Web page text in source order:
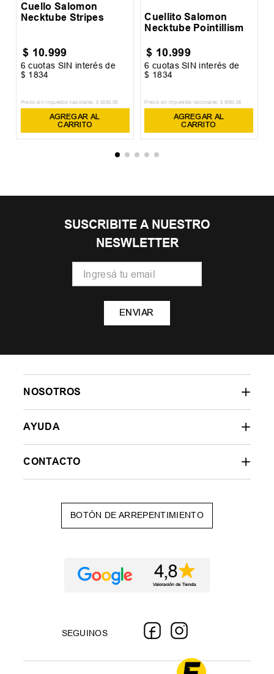
Cuello Salomon
Necktube Stripes
$ 10.999
6 cuotas SIN interés de
$ 1834
Precio sin impuestos nacionales: $ 9090,08
AGREGAR AL
CARRITO
Cuellito Salomon
Necktube Pointillism
$ 10.999
6 cuotas SIN interés de
$ 1834
Precio sin impuestos nacionales: $ 9090 ,08
AGREGAR AL
CARRITO
SUSCRIBITE A NUESTRO
NESWLETTER
ENVIAR
NOSOTROS
AYUDA
CONTACTO
BOTÓN DE ARREPENTIMIENTO
SEGUINOS